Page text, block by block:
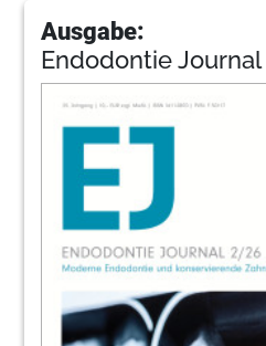
Ausgabe:
Endodontie Journal